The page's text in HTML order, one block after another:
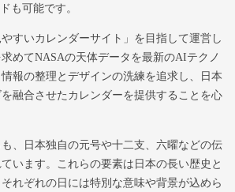
も可能です。
すいカレンダーサイト」を目指して運営し
めてNASAの天体データを最新のAIテクノ
報の整理とデザインの洗練を追求し、日本
融合させたカレンダーを提供することを心
、日本独自の元号や十二支、六曜などの伝
います。これらの要素は日本の長い歴史と
れぞれの日には特別な意味や背景が込めら